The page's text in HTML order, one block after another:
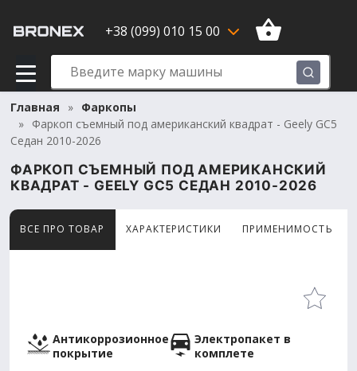
+38 (099) 010 15 00
Главная
Фаркопы
Фаркоп съемный под американский квадрат - Geely GC5
Седан 2010-2026
ФАРКОП СЪЕМНЫЙ ПОД АМЕРИКАНСКИЙ
КВАДРАТ - GEELY GC5 СЕДАН 2010-2026
ВСЕ ПРО ТОВАР ХАРАКТЕРИСТИКИ ПРИМЕНИМОСТЬ
Товар просматривают сейчас 6 человек
Антикоррозионное
покрытие
Электропакет в
комплете